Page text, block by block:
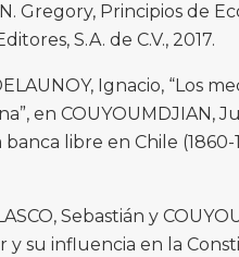
Gregory, Principios de
S.A. de C.V., 2017.
Ignacio, “Los
en COUYOUMDJIAN,
banca libre en Chile
Sebastián y
y su influencia en la